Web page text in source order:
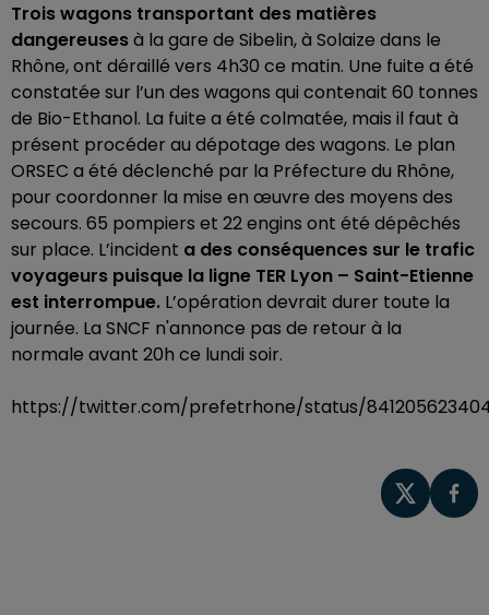
Trois wagons transportant des matières
dangereusesà la gare de Sibelin, à Solaize dans le
Rhône, ont déraillé vers 4h30 ce matin. Une fuite a été
constatée sur l’un des wagons qui contenait 60 tonnes
de Bio-Ethanol. La fuite a été colmatée, mais il faut à
présent procéder au dépotage des wagons. Le plan
ORSEC a été déclenché par la Préfecture du Rhône,
pour coordonner la mise en œuvre des moyens des
secours. 65 pompiers et 22 engins ont été dépêchés
sur place. L’incident a des conséquences sur le trafic
voyageurs puisque la ligne TER Lyon – Saint-Etienne
est interrompue. L’opération devrait durer toute la
journée. La SNCF n'annonce pas de retour à la
normale avant 20h ce lundi soir.
https://twitter.com/prefetrhone/status/